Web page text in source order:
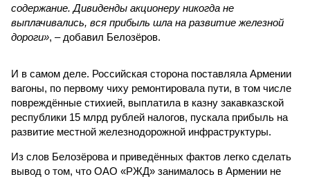
содержание. Дивиденды акционеру никогда не
выплачивались, вся прибыль шла на развитие железной
дороги», – добавил Белозёров.
И в самом деле. Российская сторона поставляла Армении
вагоны, по первому чиху ремонтировала пути, в том числе
повреждённые стихией, выплатила в казну закавказской
республики 15 млрд рублей налогов, пускала прибыль на
развитие местной железнодорожной инфраструктуры.
Из слов Белозёрова и приведённых фактов легко сделать
вывод о том, что ОАО «РЖД» занималось в Армении не